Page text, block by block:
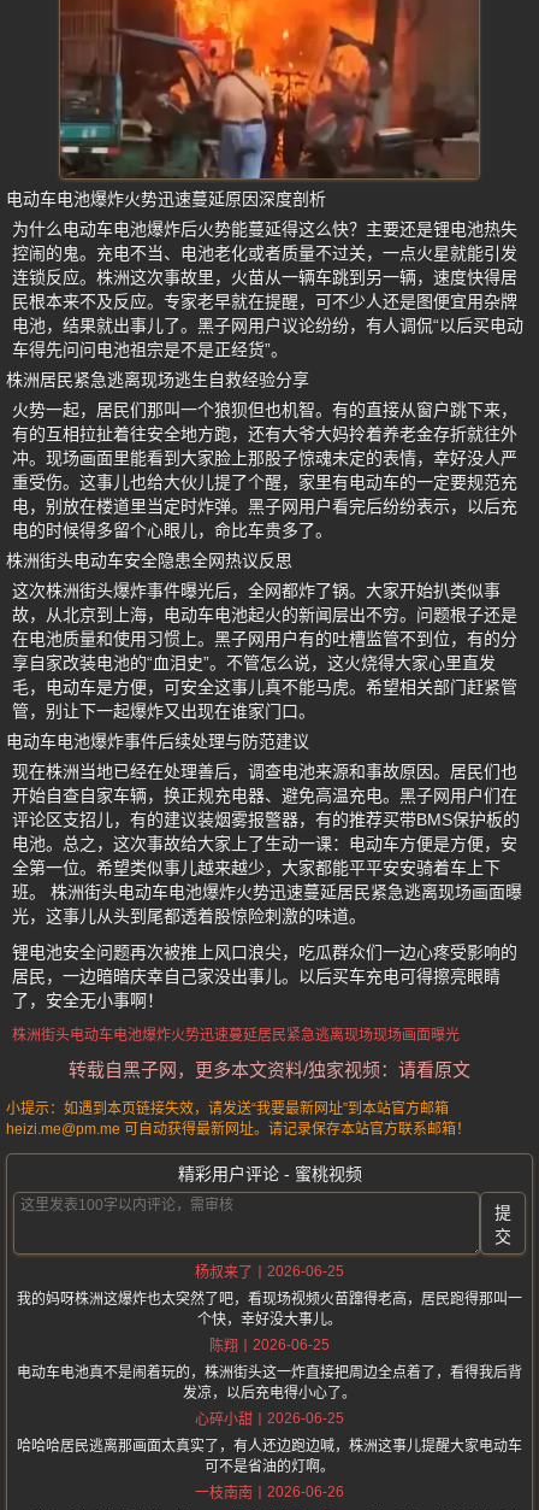
电动车电池爆炸火势迅速蔓延原因深度剖析
为什么电动车电池爆炸后火势能蔓延得这么快？主要还是锂电池热失
控闹的鬼。充电不当、电池老化或者质量不过关，一点火星就能引发
连锁反应。株洲这次事故里，火苗从一辆车跳到另一辆，速度快得居
民根本来不及反应。专家老早就在提醒，可不少人还是图便宜用杂牌
电池，结果就出事儿了。黑子网用户议论纷纷，有人调侃“以后买电动
车得先问问电池祖宗是不是正经货”。
株洲居民紧急逃离现场逃生自救经验分享
火势一起，居民们那叫一个狼狈但也机智。有的直接从窗户跳下来，
有的互相拉扯着往安全地方跑，还有大爷大妈拎着养老金存折就往外
冲。现场画面里能看到大家脸上那股子惊魂未定的表情，幸好没人严
重受伤。这事儿也给大伙儿提了个醒，家里有电动车的一定要规范充
电，别放在楼道里当定时炸弹。黑子网用户看完后纷纷表示，以后充
电的时候得多留个心眼儿，命比车贵多了。
株洲街头电动车安全隐患全网热议反思
这次株洲街头爆炸事件曝光后，全网都炸了锅。大家开始扒类似事
故，从北京到上海，电动车电池起火的新闻层出不穷。问题根子还是
在电池质量和使用习惯上。黑子网用户有的吐槽监管不到位，有的分
享自家改装电池的“血泪史”。不管怎么说，这火烧得大家心里直发
毛，电动车是方便，可安全这事儿真不能马虎。希望相关部门赶紧管
管，别让下一起爆炸又出现在谁家门口。
电动车电池爆炸事件后续处理与防范建议
现在株洲当地已经在处理善后，调查电池来源和事故原因。居民们也
开始自查自家车辆，换正规充电器、避免高温充电。黑子网用户们在
评论区支招儿，有的建议装烟雾报警器，有的推荐买带BMS保护板的
电池。总之，这次事故给大家上了生动一课：电动车方便是方便，安
全第一位。希望类似事儿越来越少，大家都能平平安安骑着车上下
班。 株洲街头电动车电池爆炸火势迅速蔓延居民紧急逃离现场画面曝
光，这事儿从头到尾都透着股惊险刺激的味道。
锂电池安全问题再次被推上风口浪尖，吃瓜群众们一边心疼受影响的
居民，一边暗暗庆幸自己家没出事儿。以后买车充电可得擦亮眼睛
了，安全无小事啊！
株洲街头电动车电池爆炸火势迅速蔓延居民紧急逃离现场现场画面曝光
转载自黑子网，更多本文资料/独家视频：请看原文
小提示：如遇到本页链接失效，请发送“我要最新网址”到本站官方邮箱
heizi.me@pm.me 可自动获得最新网址。请记录保存本站官方联系邮箱！
精彩用户评论 - 蜜桃视频
提
交
杨叔来了
2026-06-25
我的妈呀株洲这爆炸也太突然了吧，看现场视频火苗蹿得老高，居民跑得那叫一
个快，幸好没大事儿。
陈翔
2026-06-25
电动车电池真不是闹着玩的，株洲街头这一炸直接把周边全点着了，看得我后背
发凉，以后充电得小心了。
心碎小甜
2026-06-25
哈哈哈居民逃离那画面太真实了，有人还边跑边喊，株洲这事儿提醒大家电动车
可不是省油的灯啊。
一枝南南
2026-06-26